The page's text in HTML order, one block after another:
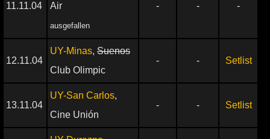
11.11.04
Air
ausgefallen
- - -
12.11.04
UY-Minas, Suenos
Club Olimpic
- - Setlist
13.11.04
UY-San Carlos,
Cine Unión
- - Setlist